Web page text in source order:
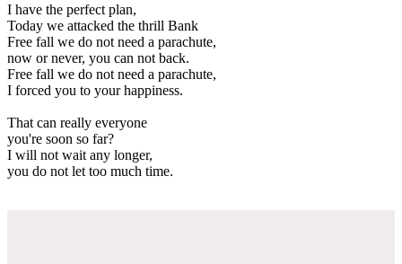
I have the perfect plan,
Today we attacked the thrill Bank
Free fall we do not need a parachute,
now or never, you can not back.
Free fall we do not need a parachute,
I forced you to your happiness.
That can really everyone
you're soon so far?
I will not wait any longer,
you do not let too much time.